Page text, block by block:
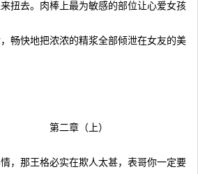
扭去。肉棒上最为敏感的部位让心爱女孩
畅快地把浓浓的精浆全部倾泄在女友的美
上）
那王格必实在欺人太甚，表哥你一定要